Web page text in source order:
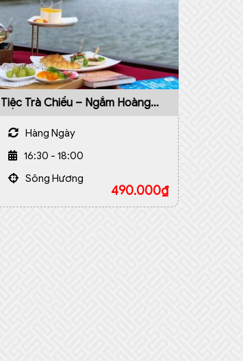
Tiệc Trà Chiều – Ngắm Hoàng
Hôn Trên Sông Hương
490.000₫
Hàng Ngày
16:30 - 18:00
Sông Hương